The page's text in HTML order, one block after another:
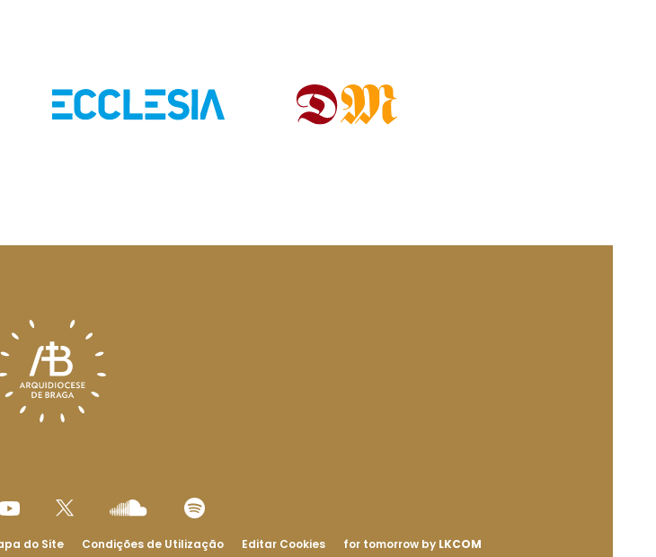
do Site Condições de Utilização Editar Cookies for tomorrow by LKCOM